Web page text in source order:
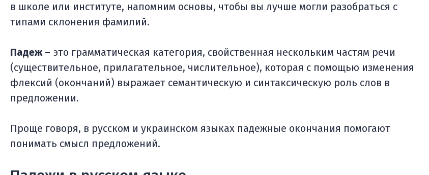
в школе или институте, напомним основы, чтобы вы лучше могли разобраться с
типами склонения фамилий.
Падеж – это грамматическая категория, свойственная нескольким частям речи
(существительное, прилагательное, числительное), которая с помощью изменения
флексий (окончаний) выражает семантическую и синтаксическую роль слов в
предложении.
Проще говоря, в русском и украинском языках падежные окончания помогают
понимать смысл предложений.